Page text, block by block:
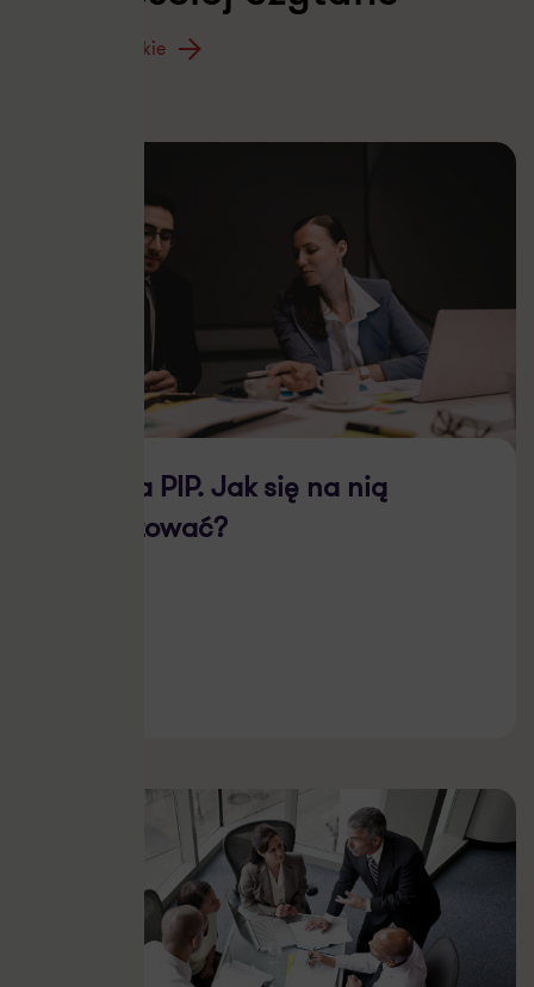
Zobacz wszystkie
Kontrola PIP. Jak się na nią
przygotować?